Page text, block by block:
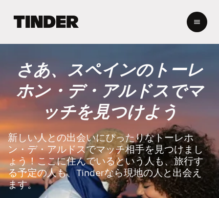
r
ホ
ー
ム
ペ
ー
ジ
さあ、スペインのトーレ
ホン・デ・アルドスでマ
ッチを見つけよう
新しい人との出会いにぴったりなトーレホ
ン・デ・アルドスでマッチ相手を見つけまし
ょう！ここに住んでいるという人も、旅行す
る予定の人も、Tinderなら現地の人と出会え
ます。